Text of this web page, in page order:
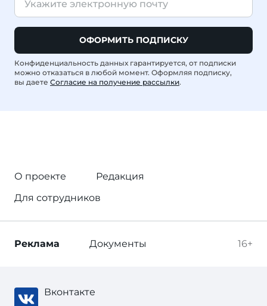
ОФОРМИТЬ ПОДПИСКУ
Конфиденциальность данных гарантируется, от подписки
можно отказаться в любой момент. Оформляя подписку,
вы даете Согласие на получение рассылки.
О проекте
Редакция
Для сотрудников
16+
Реклама Документы
Вконтакте